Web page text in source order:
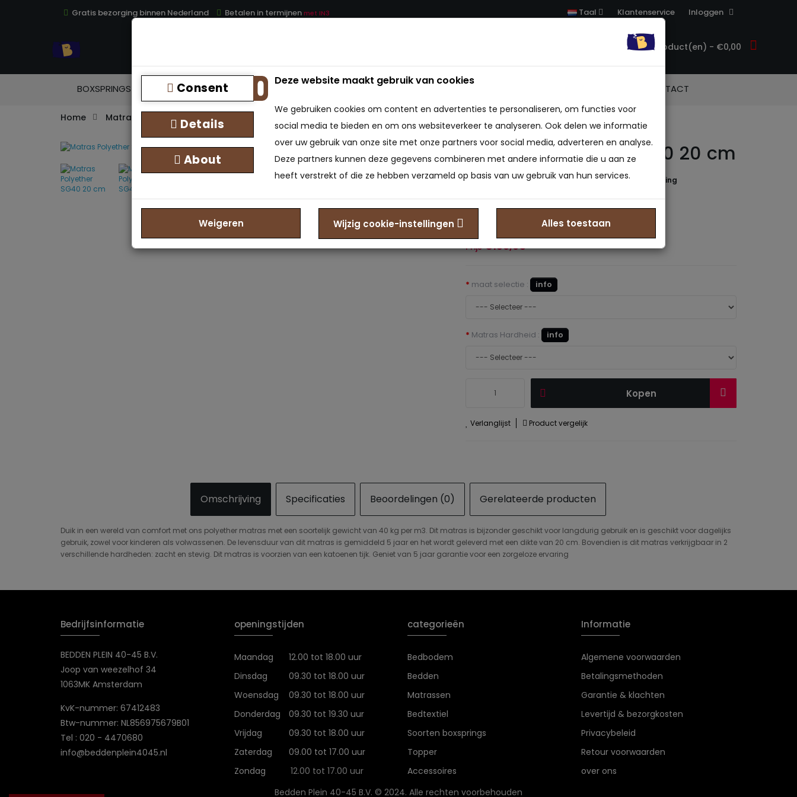
Gratis bezorging binnen Nederland Betalen in termijnenmet IN3 Taal Klantenservice Inloggen
0 product(en) - €0,00
BOXSPRINGS MATRASSEN CONTACT
Home Matrassen Matras Polyether SG40 20 cm
Matras Polyether SG40 20 cm
0 beoordeling(en)/ Geef beoordeling
Merk:Bedden Plein 40-45 B.V.
Model: MA-6013829398313
Beschikbaarheid: Op voorraad
Prijs€139,95
maat selectie : info
Matras Hardheid : info
Kopen
Verlanglijst Product vergelijk
Omschrijving Specificaties Beoordelingen (0) Gerelateerde producten
Duik in een wereld van comfort met ons polyether matras met een soortelijk gewicht van 40 kg per m3. Dit matras is bijzonder geschikt voor langdurig gebruik en is geschikt voor dagelijks
gebruik, zowel voor kinderen als volwassenen. De levensduur van dit matras is gemiddeld 5 jaar en het wordt geleverd met een dikte van 20 cm. Bovendien is dit matras verkrijgbaar in 2
verschillende hardheden: zacht en stevig. Dit matras is voorzien van een katoenen tijk. Geniet van 5 jaar garantie voor een zorgeloze ervaring
Bedrijfsinformatie
BEDDEN PLEIN 40-45 B.V.
Joop van weezelhof 34
1063MK Amsterdam
KvK-nummer: 67412483
Btw-nummer: NL856975679B01
Tel : 020 - 4470680
info@beddenplein4045.nl
openingstijden
Maandag
12.00 tot 18.00 uur
Dinsdag
09.30 tot 18.00 uur
Woensdag
09.30 tot 18.00 uur
Donderdag
09.30 tot 19.30 uur
Vrijdag
09.30 tot 18.00 uur
Zaterdag
09.00 tot 17.00 uur
Zondag
12.00 tot 17.00 uur
categorieën
Bedbodem
Bedden
Matrassen
Bedtextiel
Soorten boxsprings
Topper
Accessoires
Informatie
Algemene voorwaarden
Betalingsmethoden
Garantie & klachten
Levertijd & bezorgkosten
Privacybeleid
Retour voorwaarden
over ons
Bedden Plein 40-45 B.V. © 2024. Alle rechten voorbehouden
Consent
Details
About
Deze website maakt gebruik van cookies
We gebruiken cookies om content en advertenties te personaliseren, om functies voor
social media te bieden en om ons websiteverkeer te analyseren. Ook delen we informatie
over uw gebruik van onze site met onze partners voor social media, adverteren en analyse.
Deze partners kunnen deze gegevens combineren met andere informatie die u aan ze
heeft verstrekt of die ze hebben verzameld op basis van uw gebruik van hun services.
Weigeren Wijzig cookie-instellingen Alles toestaan